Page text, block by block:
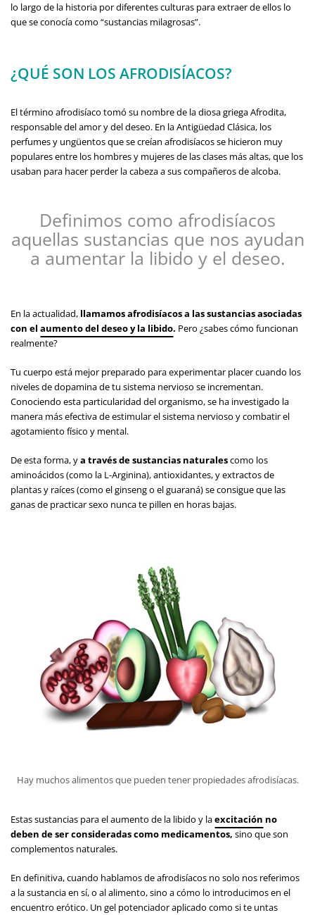
lo largo de la historia por diferentes culturas para extraer de ellos lo
que se conocía como “sustancias milagrosas”.
¿QUÉ SON LOS AFRODISÍACOS?
El término afrodisíaco tomó su nombre de la diosa griega Afrodita,
responsable del amor y del deseo. En la Antigüedad Clásica, los
perfumes y ungüentos que se creían afrodisíacos se hicieron muy
populares entre los hombres y mujeres de las clases más altas, que los
usaban para hacer perder la cabeza a sus compañeros de alcoba.
Definimos como afrodisíacos
aquellas sustancias que nos ayudan
a aumentar la libido y el deseo.
En la actualidad, llamamos afrodisíacos a las sustancias asociadas
con el aumento del deseo y la libido. Pero ¿sabes cómo funcionan
realmente?
Tu cuerpo está mejor preparado para experimentar placer cuando los
niveles de dopamina de tu sistema nervioso se incrementan.
Conociendo esta particularidad del organismo, se ha investigado la
manera más efectiva de estimular el sistema nervioso y combatir el
agotamiento físico y mental.
De esta forma, ya través de sustancias naturalescomo los
aminoácidos (como la L-Arginina), antioxidantes, y extractos de
plantas y raíces (como el ginseng o el guaraná) se consigue que las
ganas de practicar sexo nunca te pillen en horas bajas.
Hay muchos alimentos que pueden tener propiedades afrodisíacas.
Estas sustancias para el aumento de la libido y laexcitación no
deben de ser consideradas como medicamentos, sino que son
complementos naturales.
En definitiva, cuando hablamos de afrodisíacos no solo nos referimos
a la sustancia en sí, o al alimento, sino a cómo lo introducimos en el
encuentro erótico. Un gel potenciador aplicado como si te untas